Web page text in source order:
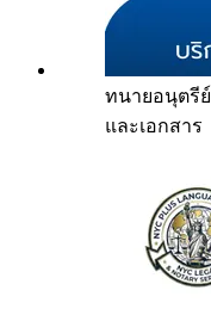
ทนายอนุตรีย์
และเอกสาร